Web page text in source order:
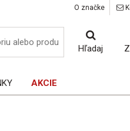
O značke
Hľadaj
AKCIE